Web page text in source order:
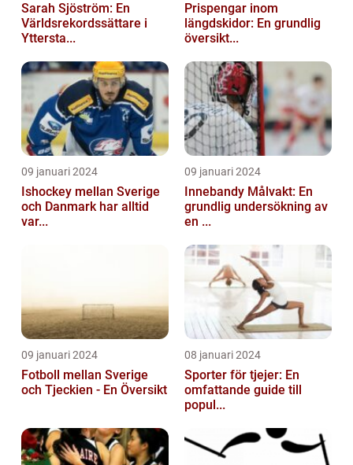
Sarah Sjöström: En
Världsrekordssättare i
Yttersta...
Prispengar inom
längdskidor: En grundlig
översikt...
09 januari 2024
Ishockey mellan Sverige
och Danmark har alltid
var...
09 januari 2024
Innebandy Målvakt: En
grundlig undersökning av
en ...
09 januari 2024
Fotboll mellan Sverige
och Tjeckien - En Översikt
08 januari 2024
Sporter för tjejer: En
omfattande guide till
popul...